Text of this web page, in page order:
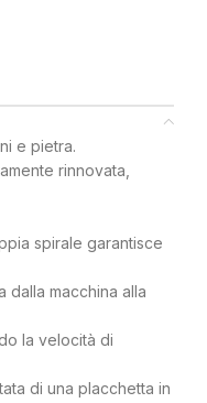
e pietra.
rinnovata,
spirale garantisce
dalla macchina alla
la velocità di
di una placchetta in